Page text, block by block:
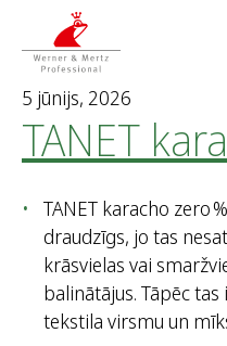
5 jūnijs, 2026
TANET
TANET karacho zero
draudzīgs, jo tas
krāsvielas vai
balinātājus. Tāpēc
tekstila virsmu un